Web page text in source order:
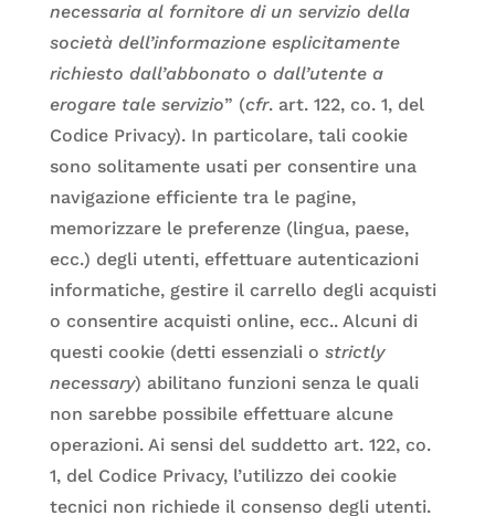
necessaria al fornitore di un servizio della
società dell’informazione esplicitamente
richiesto dall’abbonato o dall’utente a
erogare tale servizio” (cfr. art. 122, co. 1, del
Codice Privacy). In particolare, tali cookie
sono solitamente usati per consentire una
navigazione efficiente tra le pagine,
memorizzare le preferenze (lingua, paese,
ecc.) degli utenti, effettuare autenticazioni
informatiche, gestire il carrello degli acquisti
o consentire acquisti online, ecc.. Alcuni di
questi cookie (detti essenziali o strictly
necessary) abilitano funzioni senza le quali
non sarebbe possibile effettuare alcune
operazioni. Ai sensi del suddetto art. 122, co.
1, del Codice Privacy, l’utilizzo dei cookie
tecnici non richiede il consenso degli utenti.